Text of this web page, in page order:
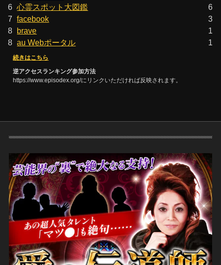
6 心霊スポット大図鑑
6
7 facebook
3
8 brave
1
8 au Webポータル 1
続きはこちら
逆アクセスランキング参加方法
https://www.episodex.org/にリンクいただければ反映されます。